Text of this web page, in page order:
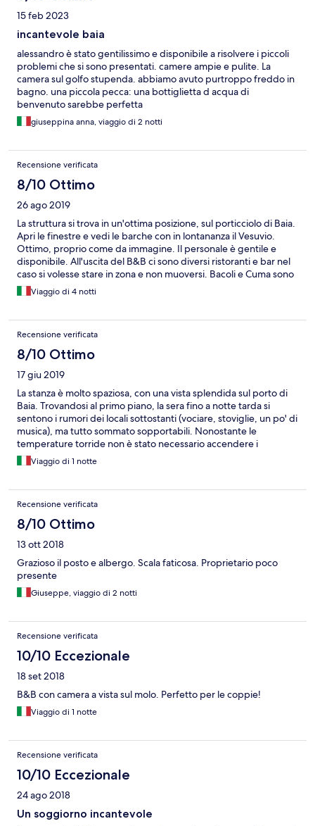
15 feb 2023
incantevole baia
alessandro è stato gentilissimo e disponibile a risolvere i piccoli
problemi che si sono presentati. camere ampie e pulite. La
camera sul golfo stupenda. abbiamo avuto purtroppo freddo in
bagno. una piccola pecca: una bottiglietta d acqua di
benvenuto sarebbe perfetta
giuseppina anna, viaggio di 2 notti
Recensione verificata
8/10 Ottimo
26 ago 2019
La struttura si trova in un'ottima posizione, sul porticciolo di Baia.
Apri le finestre e vedi le barche con in lontananza il Vesuvio.
Ottimo, proprio come da immagine. Il personale è gentile e
disponibile. All'uscita del B&B ci sono diversi ristoranti e bar nel
caso si volesse stare in zona e non muoversi. Bacoli e Cuma sono
ad un passo. Si usufruisce della colazione presso il Bar "Velò" a
50 mt, carino con ottime briosche. Unico problema è il
altrimenti a 50mt c'è un parcheggio convenzionato (5€ la
mattina o pomeriggio o la notte). Ma visto gli spazi, in tutte le
zone (Baia, Bacoli, Cuma etc.) è così. Giudizio sicuramente
positivo
Viaggio di 4 notti
Recensione verificata
8/10 Ottimo
17 giu 2019
La stanza è molto spaziosa, con una vista splendida sul porto di
Baia. Trovandosi al primo piano, la sera fino a notte tarda si
sentono i rumori dei locali sottostanti (vociare, stoviglie, un po' di
musica), ma tutto sommato sopportabili. Nonostante le
temperature torride non è stato necessario accendere i
condizionatori, ma si è stati al fresco semplicemente tenendo gli
infissi aperti. Non ho apprezzato la manutenzione del piccolo
ma che, essendo in condizioni igieniche piuttosto precarie, è
stata invece la nota dolente del soggiorno. Sinceramente non mi
sarei servita di nulla che era messo lì a disposizione degli ospiti,
frigorifero incluso, nel quale c'era una bottiglia di birra vuota.
Viaggio di 1 notte
Recensione verificata
8/10 Ottimo
13 ott 2018
Grazioso il posto e albergo. Scala faticosa. Proprietario poco
presente
Giuseppe, viaggio di 2 notti
Recensione verificata
10/10 Eccezionale
18 set 2018
B&B con camera a vista sul molo. Perfetto per le coppie!
Viaggio di 1 notte
Recensione verificata
10/10 Eccezionale
24 ago 2018
Un soggiorno incantevole